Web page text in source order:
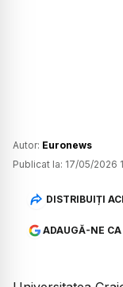
Autor: Euronews
Publicat la: 17/05/2026
DISTRIBUIȚI
ADAUGĂ-NE CA